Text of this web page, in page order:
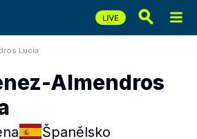
Lucia
Almendros
Španělsko